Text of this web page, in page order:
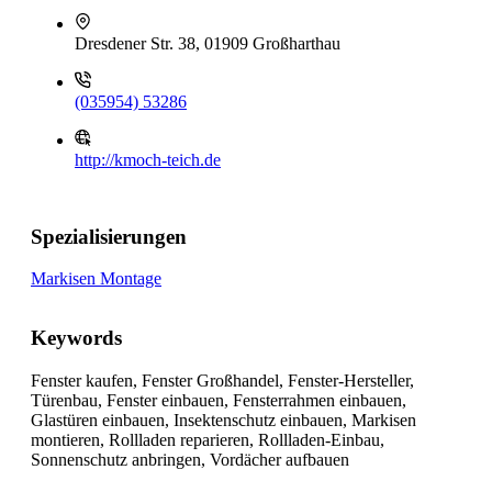
Dresdener Str. 38, 01909 Großharthau
(035954) 53286
http://kmoch-teich.de
Spezialisierungen
Markisen Montage
Keywords
Fenster kaufen, Fenster Großhandel, Fenster-Hersteller,
Türenbau, Fenster einbauen, Fensterrahmen einbauen,
Glastüren einbauen, Insektenschutz einbauen, Markisen
montieren, Rollladen reparieren, Rollladen-Einbau,
Sonnenschutz anbringen, Vordächer aufbauen